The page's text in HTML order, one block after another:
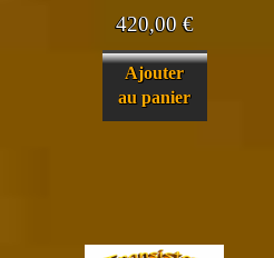
420,00€
Ajouter
au panier